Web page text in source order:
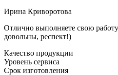
Ирина Криворотова
Отлично выполняете свою
довольны, респект!)
Качество продукции
Уровень сервиса
Срок изготовления